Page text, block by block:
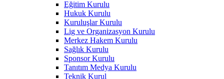
Eğitim Kurulu
Hukuk Kurulu
Kuruluşlar Kurulu
Lig ve Organizasyon Kurulu
Merkez Hakem Kurulu
Sağlık Kurulu
Sponsor Kurulu
Tanıtım Medya Kurulu
Teknik Kurul